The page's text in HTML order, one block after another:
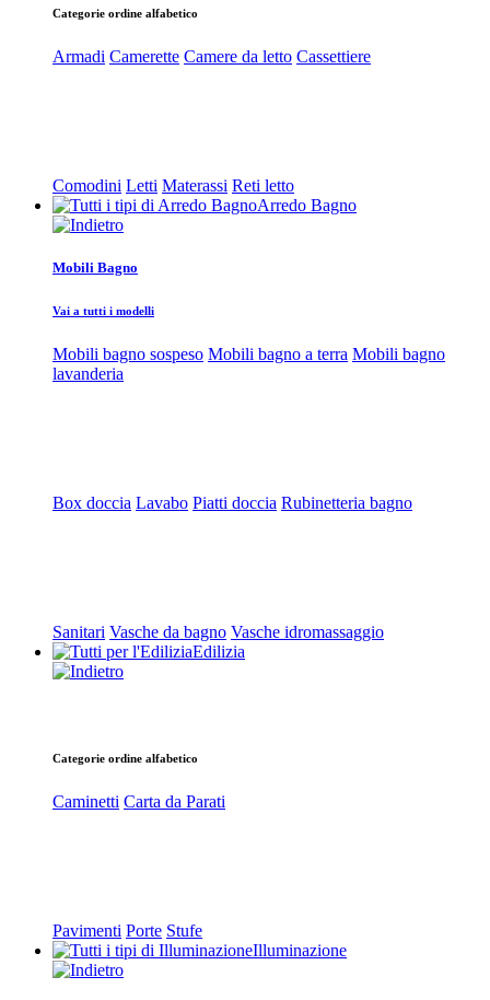
Categorie ordine alfabetico
Armadi Camerette Camere da letto Cassettiere
Comodini Letti Materassi Reti letto
Arredo Bagno
Mobili Bagno
Vai a tutti i modelli
Mobili bagno sospeso Mobili bagno a terra Mobili bagno
lavanderia
Box doccia Lavabo Piatti doccia Rubinetteria bagno
Sanitari Vasche da bagno Vasche idromassaggio
Edilizia
Categorie ordine alfabetico
Caminetti Carta da Parati
Pavimenti Porte Stufe
Illuminazione